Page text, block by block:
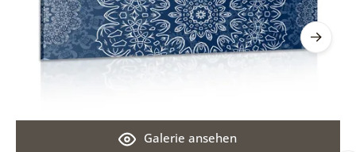
Galerie ansehen